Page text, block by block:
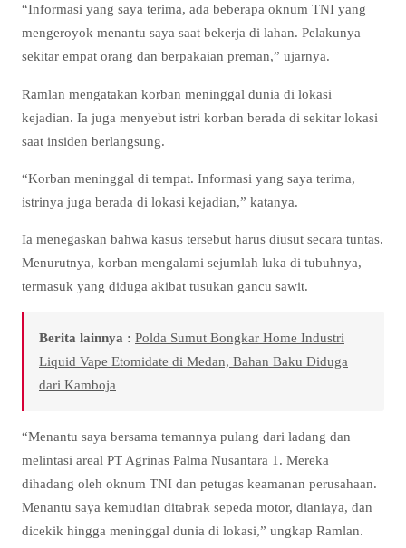
“Informasi yang saya terima, ada beberapa oknum TNI yang
mengeroyok menantu saya saat bekerja di lahan. Pelakunya
sekitar empat orang dan berpakaian preman,” ujarnya.
Ramlan mengatakan korban meninggal dunia di lokasi
kejadian. Ia juga menyebut istri korban berada di sekitar lokasi
saat insiden berlangsung.
“Korban meninggal di tempat. Informasi yang saya terima,
istrinya juga berada di lokasi kejadian,” katanya.
Ia menegaskan bahwa kasus tersebut harus diusut secara tuntas.
Menurutnya, korban mengalami sejumlah luka di tubuhnya,
termasuk yang diduga akibat tusukan gancu sawit.
Berita lainnya : Polda Sumut Bongkar Home Industri
Liquid Vape Etomidate di Medan, Bahan Baku Diduga
dari Kamboja
“Menantu saya bersama temannya pulang dari ladang dan
melintasi areal PT Agrinas Palma Nusantara 1. Mereka
dihadang oleh oknum TNI dan petugas keamanan perusahaan.
Menantu saya kemudian ditabrak sepeda motor, dianiaya, dan
dicekik hingga meninggal dunia di lokasi,” ungkap Ramlan.